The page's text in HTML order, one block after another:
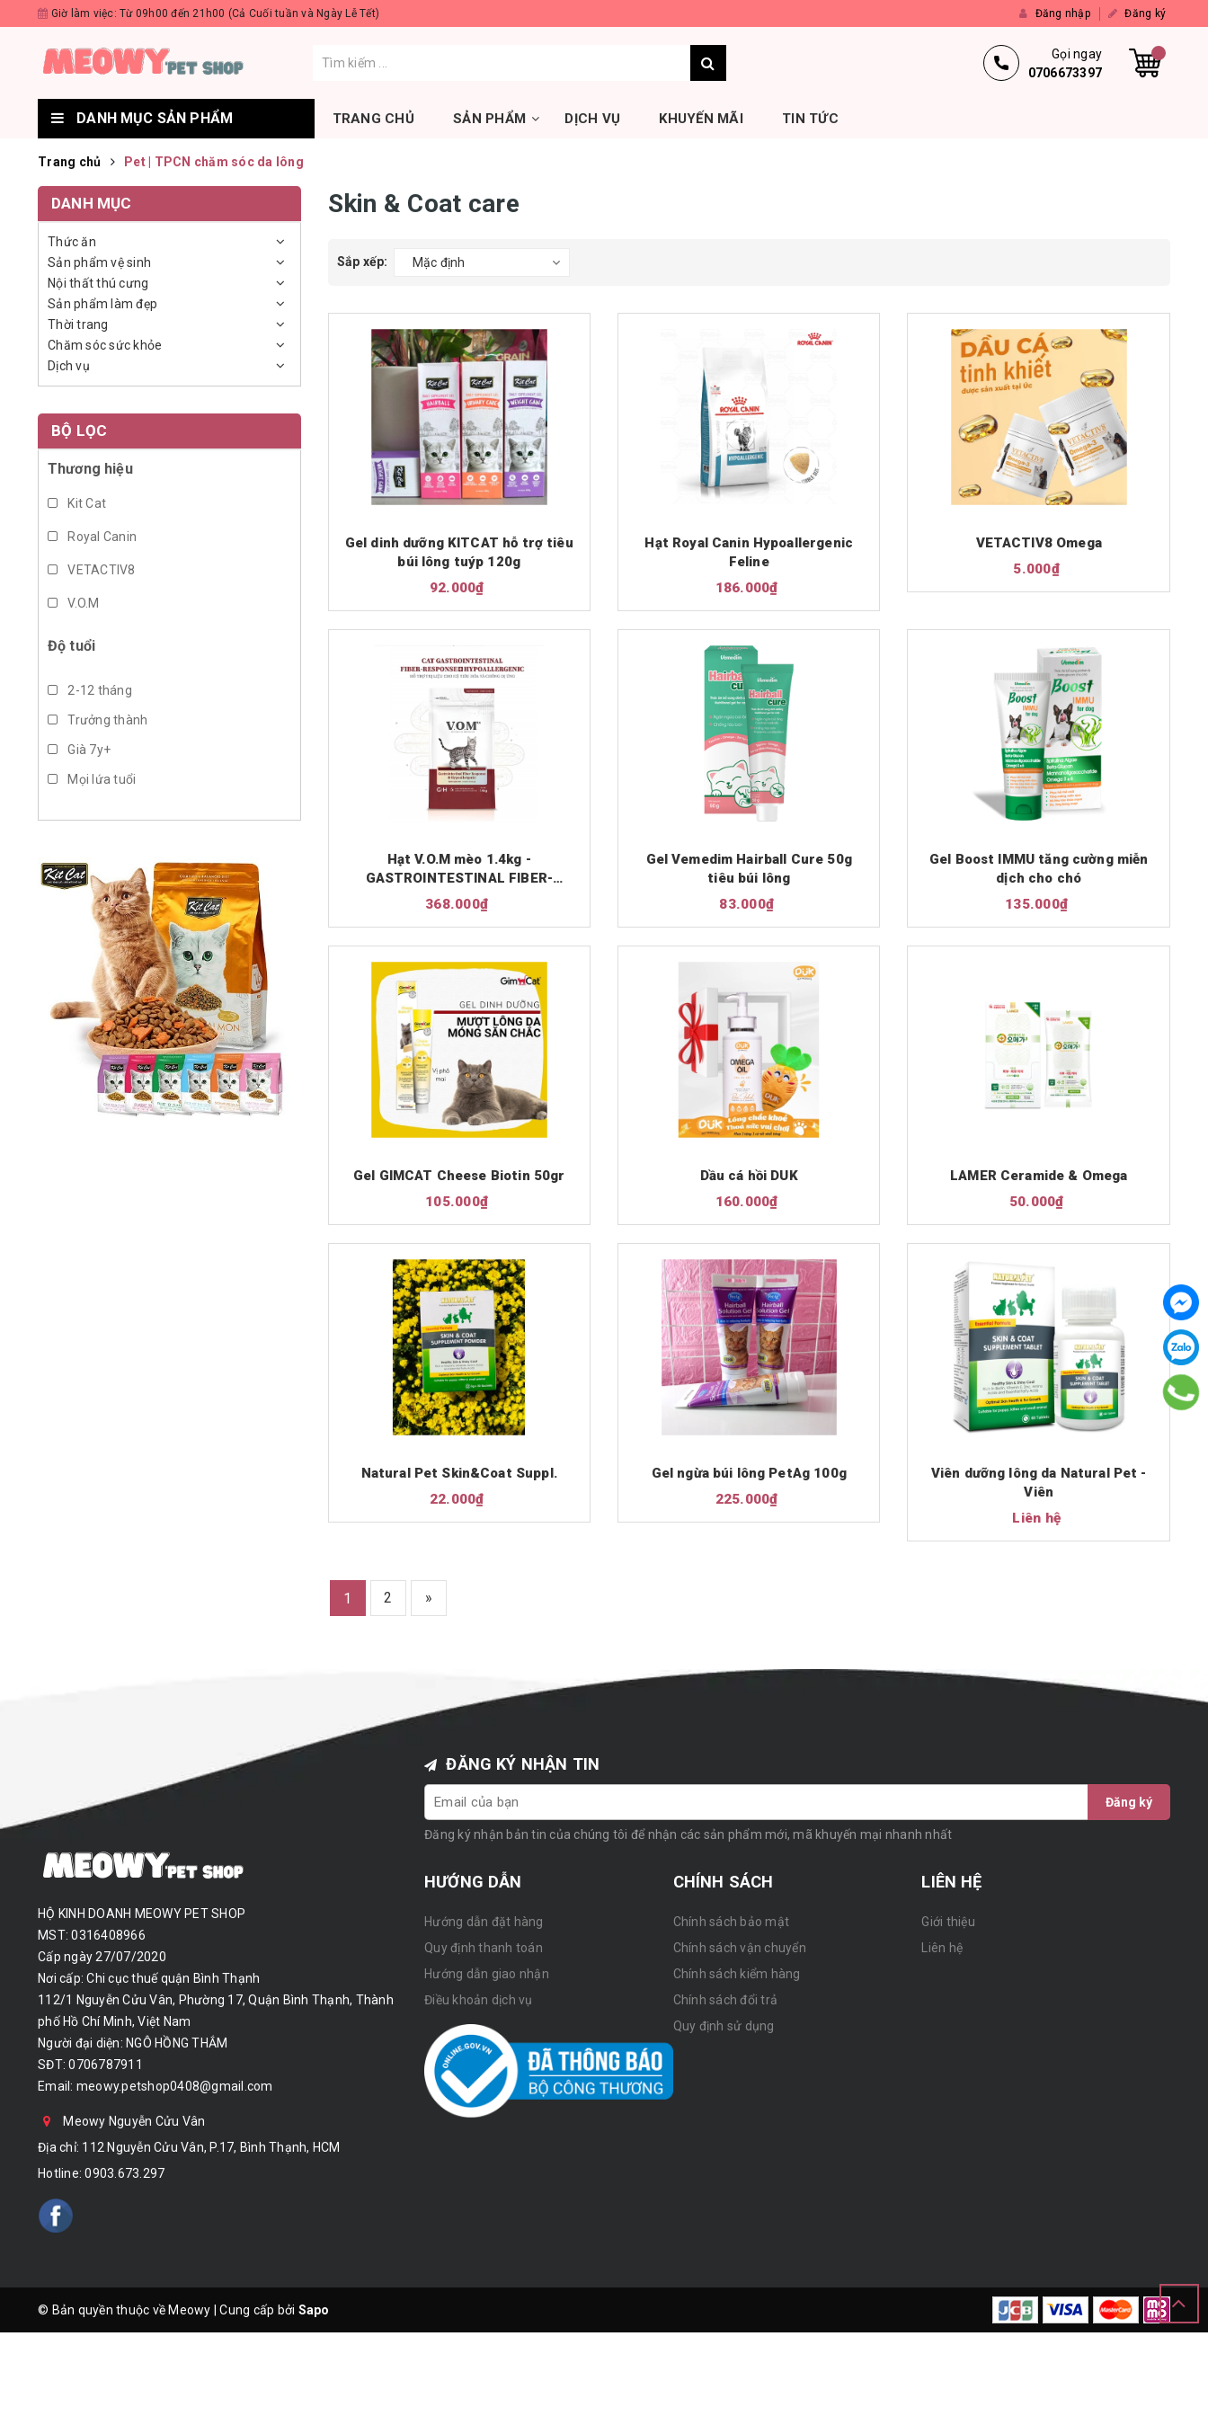
Giờ làm việc: Từ 09h00 đến 21h00 (Cả Cuối tuần và Ngày Lễ Tết) Đăng nhập Đăng ký
Gọi ngay
0706673397
DANH MỤC SẢN PHẨM TRANG CHỦ SẢN PHẨM DỊCH VỤ KHUYẾN MÃI TIN TỨC
Trang chủ Pet | TPCN chăm sóc da lông
Skin & Coat care
Sắp xếp: Mặc định
Gel dinh dưỡng KITCAT hỗ trợ tiêu
búi lông tuýp 120g
92.000₫
Hạt Royal Canin Hypoallergenic
Feline
186.000₫
VETACTIV8 Omega
5.000₫
Hạt V.O.M mèo 1.4kg -
GASTROINTESTINAL FIBER-
RESPONSE + HYPOALLERGENIC
368.000₫
Gel Vemedim Hairball Cure 50g
tiêu búi lông
83.000₫
Gel Boost IMMU tăng cường miễn
dịch cho chó
135.000₫
Gel GIMCAT Cheese Biotin 50gr
105.000₫
Dầu cá hồi DUK
160.000₫
LAMER Ceramide & Omega
50.000₫
Natural Pet Skin&Coat Suppl.
22.000₫
Gel ngừa búi lông PetAg 100g
225.000₫
Viên dưỡng lông da Natural Pet -
Viên
Liên hệ
1 2 »
DANH MỤC
Thức ăn
Sản phẩm vệ sinh
Nội thất thú cưng
Sản phẩm làm đẹp
Thời trang
Chăm sóc sức khỏe
Dịch vụ
BỘ LỌC
Thương hiệu
Kit Cat
Royal Canin
VETACTIV8
V.O.M
Vemedim
Độ tuổi
2-12 tháng
Trưởng thành
Già 7y+
Mọi lứa tuổi
HỘ KINH DOANH MEOWY PET SHOP
MST: 0316408966
Cấp ngày 27/07/2020
Nơi cấp: Chi cục thuế quận Bình Thạnh
112/1 Nguyễn Cửu Vân, Phường 17, Quận Bình Thạnh, Thành
phố Hồ Chí Minh, Việt Nam
Người đại diện: NGÔ HỒNG THẮM
SĐT: 0706787911
Email: meowy.petshop0408@gmail.com
Meowy Nguyễn Cửu Vân
Địa chỉ: 112 Nguyễn Cửu Vân, P.17, Bình Thạnh, HCM
Hotline:0903.673.297
ĐĂNG KÝ NHẬN TIN
Đăng ký
Đăng ký nhận bản tin của chúng tôi để nhận các sản phẩm mới, mã khuyến mại nhanh nhất
HƯỚNG DẪN
Hướng dẫn đặt hàng
Quy định thanh toán
Hướng dẫn giao nhận
Điều khoản dịch vụ
CHÍNH SÁCH
Chính sách bảo mật
Chính sách vận chuyển
Chính sách kiểm hàng
Chính sách đổi trả
Quy định sử dụng
LIÊN HỆ
Giới thiệu
Liên hệ
© Bản quyền thuộc về Meowy | Cung cấp bởi Sapo